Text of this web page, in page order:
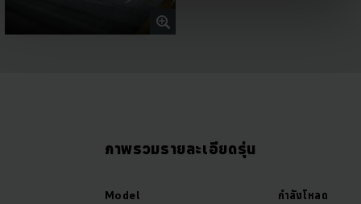
ภาพรวมรายละเอียดรุ่น
Model กำลังโหลด